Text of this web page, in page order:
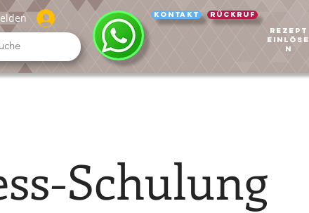
Kontakt
Rückruf
REZEPT
EINLÖSE
N
Schulung